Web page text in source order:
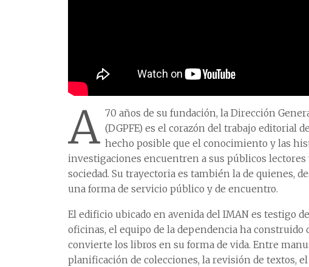
A 70 años de su fundación, la Dirección
(DGPFE) es el corazón del trabajo editorial
hecho posible que el conocimiento y las
investigaciones encuentren a sus públicos
sociedad. Su trayectoria es también la de quienes,
una forma de servicio público y de encuentro.
El edificio ubicado en avenida del IMAN es testigo
oficinas, el equipo de la dependencia ha construido
convierte los libros en su forma de vida. Entre
planificación de colecciones, la revisión de textos,